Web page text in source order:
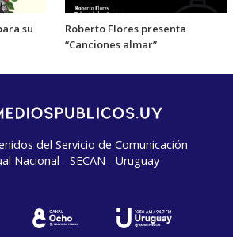
su
Roberto Flores presenta
“Canciones almar”
del Servicio de Comunicación
Nacional - SECAN - Uruguay